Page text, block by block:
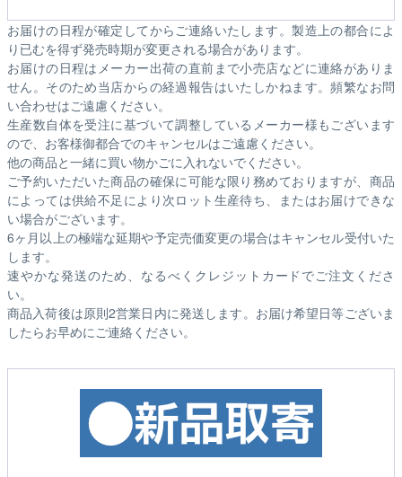
お届けの日程が確定してからご連絡いたします。製造上の都合によ
り已むを得ず発売時期が変更される場合があります。
お届けの日程はメーカー出荷の直前まで小売店などに連絡がありま
せん。そのため当店からの経過報告はいたしかねます。頻繁なお問
い合わせはご遠慮ください。
生産数自体を受注に基づいて調整しているメーカー様もございます
ので、お客様御都合でのキャンセルはご遠慮ください。
他の商品と一緒に買い物かごに入れないでください。
ご予約いただいた商品の確保に可能な限り務めておりますが、商品
によっては供給不足により次ロット生産待ち、またはお届けできな
い場合がございます。
6ヶ月以上の極端な延期や予定売価変更の場合はキャンセル受付いた
します。
速やかな発送のため、なるべくクレジットカードでご注文くださ
い。
商品入荷後は原則2営業日内に発送します。お届け希望日等ございま
したらお早めにご連絡ください。